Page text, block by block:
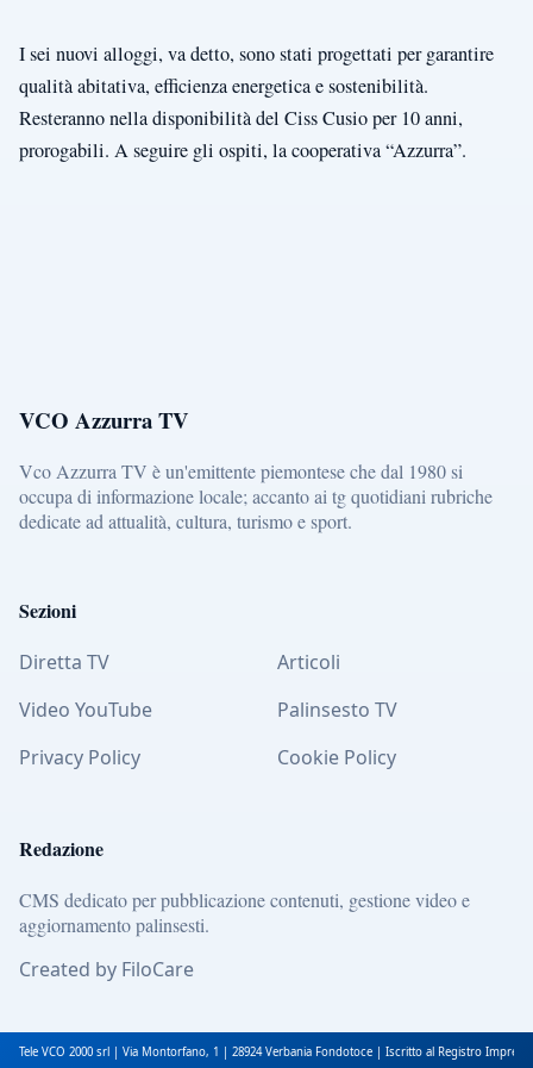
I sei nuovi alloggi, va detto, sono stati progettati per garantire
qualità abitativa, efficienza energetica e sostenibilità.
Resteranno nella disponibilità del Ciss Cusio per 10 anni,
prorogabili. A seguire gli ospiti, la cooperativa “Azzurra”.
VCO Azzurra TV
Vco Azzurra TV è un'emittente piemontese che dal 1980 si
occupa di informazione locale; accanto ai tg quotidiani rubriche
dedicate ad attualità, cultura, turismo e sport.
Sezioni
Diretta TV
Articoli
Video YouTube
Palinsesto TV
Privacy Policy
Cookie Policy
Redazione
CMS dedicato per pubblicazione contenuti, gestione video e
aggiornamento palinsesti.
Created by FiloCare
Tele VCO 2000 srl | Via Montorfano, 1 | 28924 Verbania Fondotoce | Iscritto al Registro Imprese